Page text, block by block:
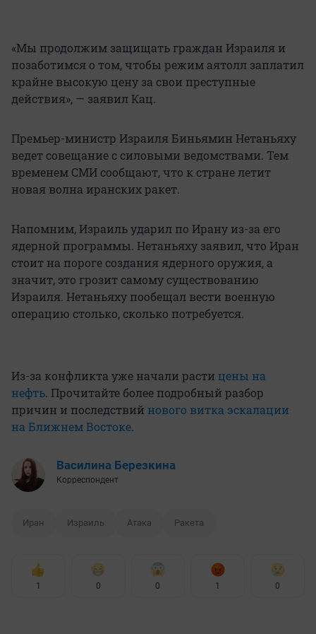
«Мы продолжим защищать граждан Израиля и
позаботимся о том, чтобы режим аятолл заплатил
крайне высокую цену за свои преступные
действия», — заявил Кац.
Премьер-министр Израиля Биньямин Нетаньяху
ведет совещание с силовыми ведомствами. Тем
временем СМИ сообщают, что к стране летит
новая волна иранских ракет.
Напомним, Израиль ударил по Ирану из-за его
ядерной программы. Нетаньяху заявил, что Иран
стоит на пороге создания ядерного оружия, а
значит, это грозит самому существованию
Израиля. Нетаньяху пообещал вести военную
операцию столько, сколько потребуется.
Из-за конфликта уже начали расти цены на
нефть. Прочитайте более подробный разбор
причин и последствий нового витка эскалации
на Ближнем Востоке.
Василина Березкина
Корреспондент
Иран Израиль Атака Ракета
1 0 0 1 0